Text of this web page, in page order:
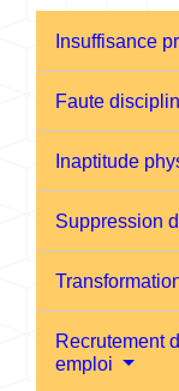
Insuffisance
Faute
Inaptitude
Suppression
Recrutement
emploi